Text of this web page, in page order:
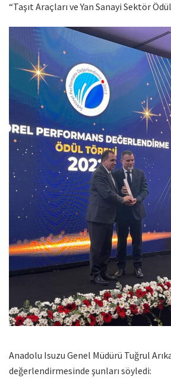
“Taşıt Araçları ve Yan Sanayi Sektör
Anadolu Isuzu Genel Müdürü Tuğrul
değerlendirmesinde şunları söyledi: